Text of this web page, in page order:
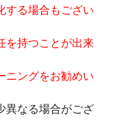
する場合もござい
を持つことが出来
ニングをお勧めい
異なる場合がござ